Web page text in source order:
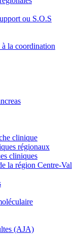
ou S.O.S
la coordination
clinique
régionaux
cliniques
la région Centre-Val
(AJA)